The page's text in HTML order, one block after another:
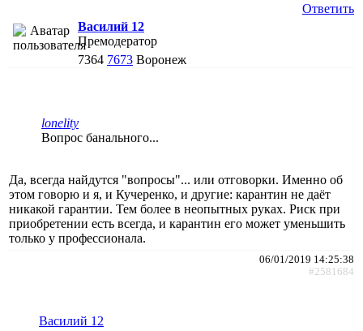
Ответить
Василий 12
Премодератор
7364 7673 Воронеж
lonelity
Вопрос банального...
Да, всегда найдутся "вопросы"... или отговорки. Именно об
этом говорю и я, и Кучеренко, и другие: карантин не даёт
никакой гарантии. Тем более в неопытных руках. Риск при
приобретении есть всегда, и карантин его может уменьшить
только у профессионала.
06/01/2019 14:25:38
#2581684
Василий 12